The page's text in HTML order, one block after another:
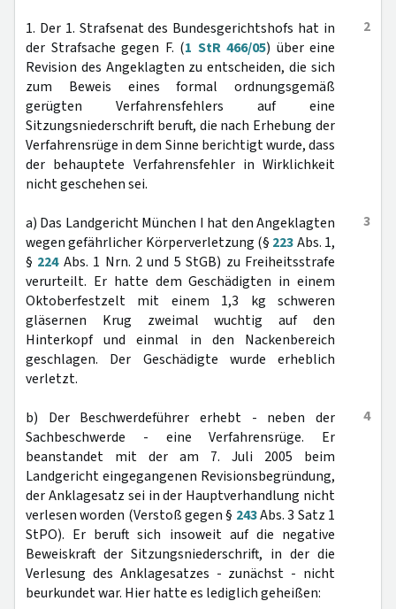
2
1. Der 1. Strafsenat des Bundesgerichtshofs hat in
der Strafsache gegen F. (1 StR 466/05) über eine
Revision des Angeklagten zu entscheiden, die sich
zum Beweis eines formal ordnungsgemäß
gerügten Verfahrensfehlers auf eine
Sitzungsniederschrift beruft, die nach Erhebung der
Verfahrensrüge in dem Sinne berichtigt wurde, dass
der behauptete Verfahrensfehler in Wirklichkeit
nicht geschehen sei.
3
a) Das Landgericht München I hat den Angeklagten
wegen gefährlicher Körperverletzung (§ 223Abs. 1,
§ 224Abs. 1 Nrn. 2 und 5 StGB) zu Freiheitsstrafe
verurteilt. Er hatte dem Geschädigten in einem
Oktoberfestzelt mit einem 1,3 kg schweren
gläsernen Krug zweimal wuchtig auf den
Hinterkopf und einmal in den Nackenbereich
geschlagen. Der Geschädigte wurde erheblich
verletzt.
4
b) Der Beschwerdeführer erhebt - neben der
Sachbeschwerde - eine Verfahrensrüge. Er
beanstandet mit der am 7. Juli 2005 beim
Landgericht eingegangenen Revisionsbegründung,
der Anklagesatz sei in der Hauptverhandlung nicht
verlesen worden (Verstoß gegen § 243Abs. 3 Satz 1
StPO). Er beruft sich insoweit auf die negative
Beweiskraft der Sitzungsniederschrift, in der die
Verlesung des Anklagesatzes - zunächst - nicht
beurkundet war. Hier hatte es lediglich geheißen: